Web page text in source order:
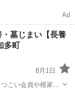
Ad
墓じまい【長養
多町
8月1日
こい会員や檀家の